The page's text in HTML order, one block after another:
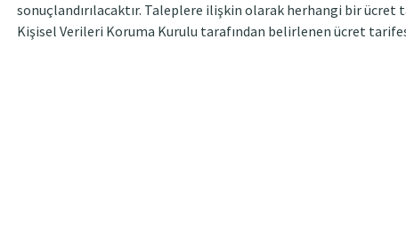
sonuçlandırılacaktır. Taleplere ilişkin olarak herhangi bir
Kişisel Verileri Koruma Kurulu tarafından belirlenen ücret